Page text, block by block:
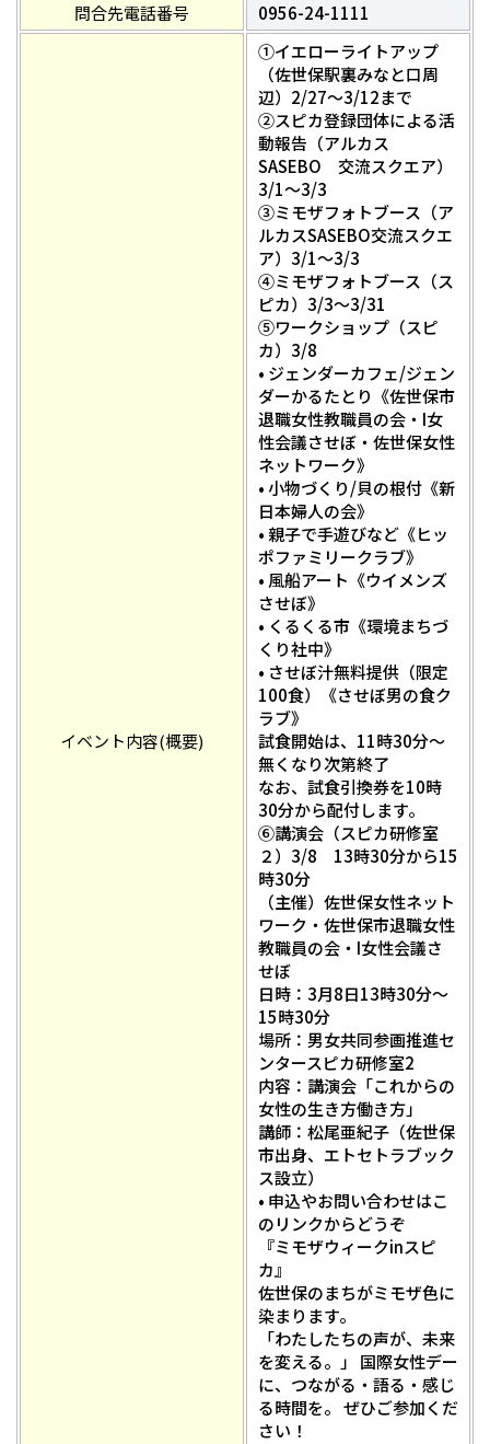
問合先電話番号
0956-24-1111
イベント内容(概要)
①イエローライトアップ
（佐世保駅裏みなと口周
辺）2/27～3/12まで
②スピカ登録団体による活
動報告（アルカス
SASEBO 交流スクエア）
3/1～3/3
③ミモザフォトブース（ア
ルカスSASEBO交流スクエ
ア）3/1～3/3
④ミモザフォトブース（ス
ピカ）3/3～3/31
⑤ワークショップ（スピ
カ）3/8
• ジェンダーカフェ/ジェン
ダーかるたとり《佐世保市
退職女性教職員の会・I女
性会議させぼ・佐世保女性
ネットワーク》
• 小物づくり/貝の根付《新
日本婦人の会》
• 親子で手遊びなど《ヒッ
ポファミリークラブ》
• 風船アート《ウイメンズ
させぼ》
• くるくる市《環境まちづ
くり社中》
• させぼ汁無料提供（限定
100食）《させぼ男の食ク
ラブ》
試食開始は、11時30分～
無くなり次第終了
なお、試食引換券を10時
30分から配付します。
⑥講演会（スピカ研修室
２）3/8 13時30分から15
時30分
（主催）佐世保女性ネット
ワーク・佐世保市退職女性
教職員の会・I女性会議さ
せぼ
日時：3月8日13時30分～
15時30分
場所：男女共同参画推進セ
ンタースピカ研修室2
内容：講演会「これからの
女性の生き方働き方」
講師：松尾亜紀子（佐世保
市出身、エトセトラブック
ス設立）
• 申込やお問い合わせはこ
のリンクからどうぞ
『ミモザウィークinスピ
カ』
佐世保のまちがミモザ色に
染まります。
「わたしたちの声が、未来
を変える。」 国際女性デー
に、つながる・語る・感じ
る時間を。 ぜひご参加くだ
さい！